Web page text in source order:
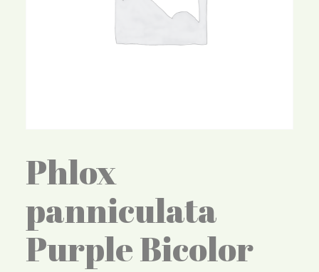
Phlox
panniculata
Purple Bicolor